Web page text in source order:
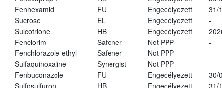
Fenhexamid
FU Engedélyezett
31/
Sucrose
EL Engedélyezett
-
Sulcotrione
HB Engedélyezett
Fenclorim
Safener Not PPP
-
Fenchlorazole-ethyl
Safener Not PPP
-
Sulfaquinoxaline
Synergist Not PPP
-
Fenbuconazole
FU Engedélyezett
30/
Sulfosulfuron
HB Engedélyezett
31/